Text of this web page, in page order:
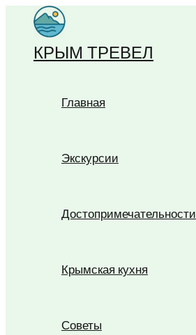
Перейти
содержимому
КРЫМ ТРЕВЕЛ
Главная
Экскурсии
Достопримечательности
Крымская кухня
Советы